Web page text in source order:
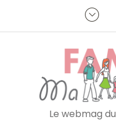
Je
Le webmag
Panneau de gestion des